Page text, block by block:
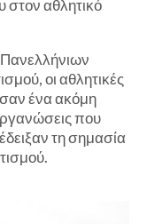
στον αθλητικό
οι αθλητικές
ένα ακόμη
που
τη σημασία